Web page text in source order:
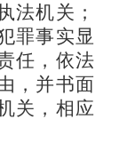
法机关；
罪事实显
任，依法
，并书面
关，相应